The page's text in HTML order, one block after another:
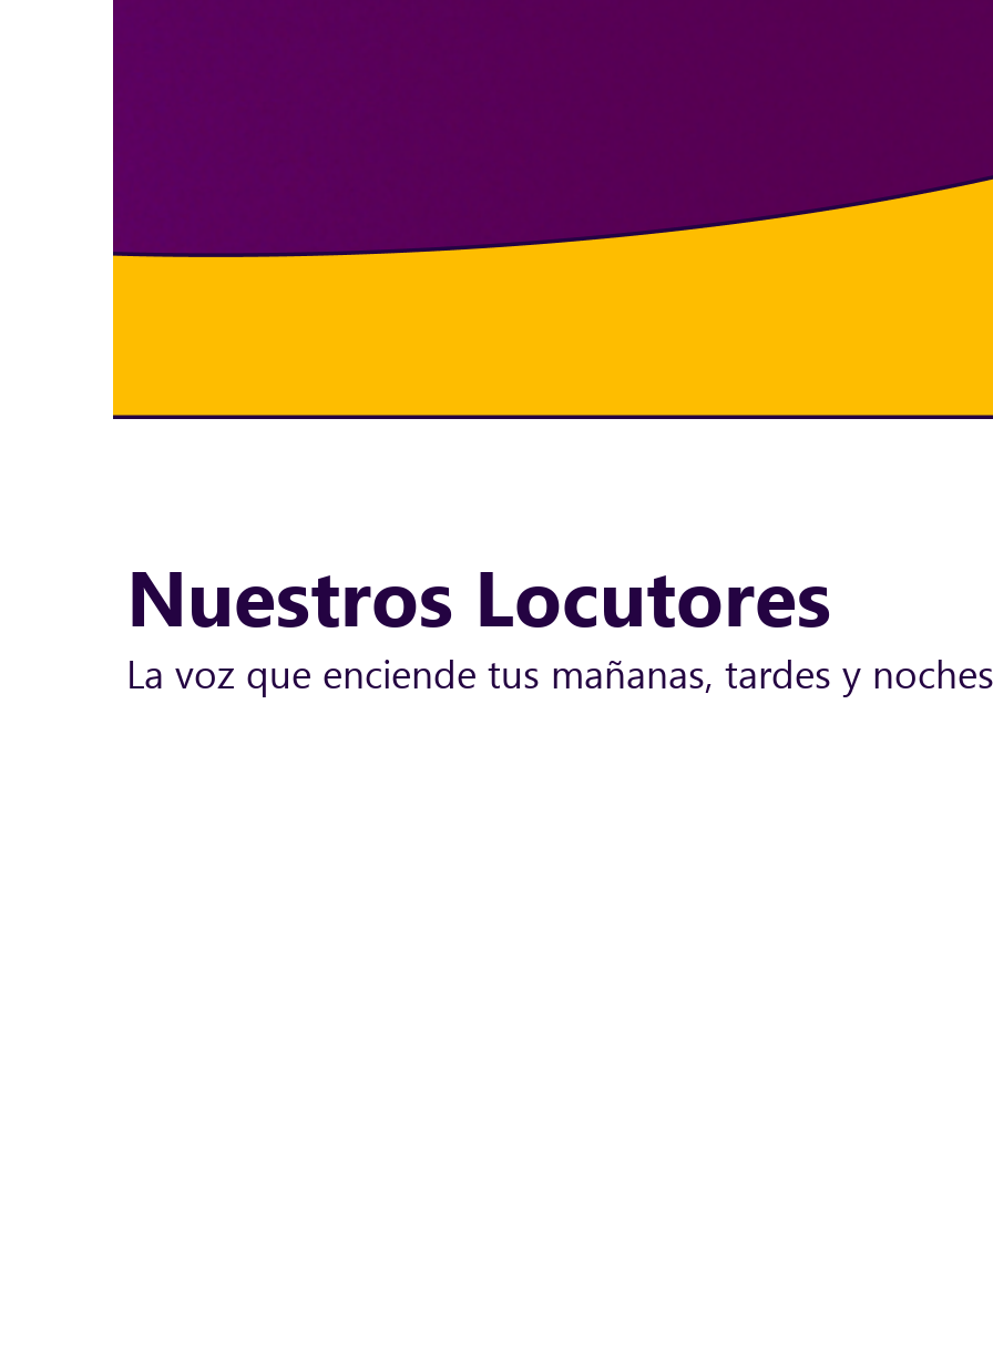
Nuestros Locutores
La voz que enciende tus mañanas, tardes y noches